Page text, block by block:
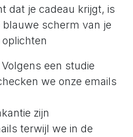
dat je cadeau krijgt, is
scherm van je
een studie
we onze emails
zijn
terwijl we in de